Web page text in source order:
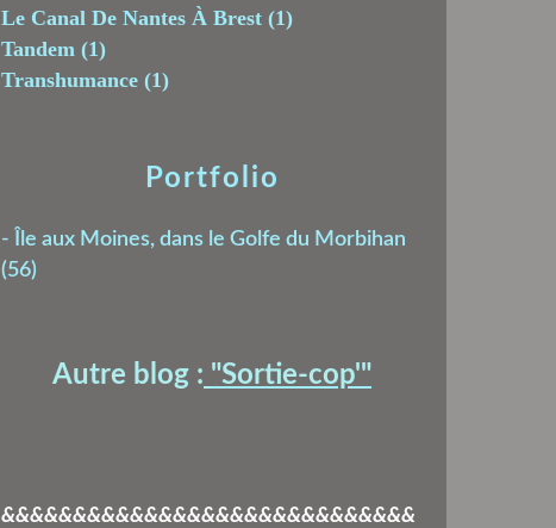
Le Canal De Nantes À Brest (1)
Tandem (1)
Transhumance (1)
Portfolio
- Île aux Moines, dans le Golfe du Morbihan
(56)
Autre blog : "Sortie-cop'"
&&&&&&&&&&&&&&&&&&&&&&&&&&&&&